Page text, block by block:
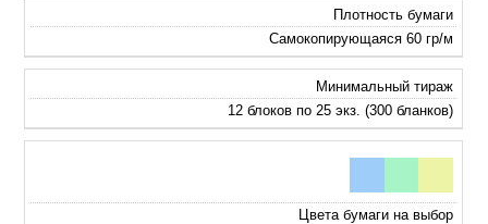
Плотность бумаги
Самокопирующаяся 60 гр/м
Минимальный тираж
12 блоков по 25 экз. (300 бланков)
Цвета бумаги на выбор